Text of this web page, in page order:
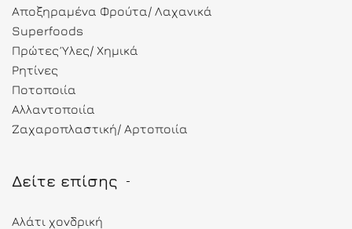
Αποξηραμένα Φρούτα/ Λαχανικά
Superfoods
Πρώτες Ύλες/ Χημικά
Ρητίνες
Ποτοποιία
Αλλαντοποιία
Ζαχαροπλαστική/ Αρτοποιία
Δείτε επίσης
Αλάτι χονδρική